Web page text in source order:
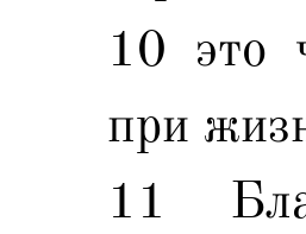
10 это
при
11